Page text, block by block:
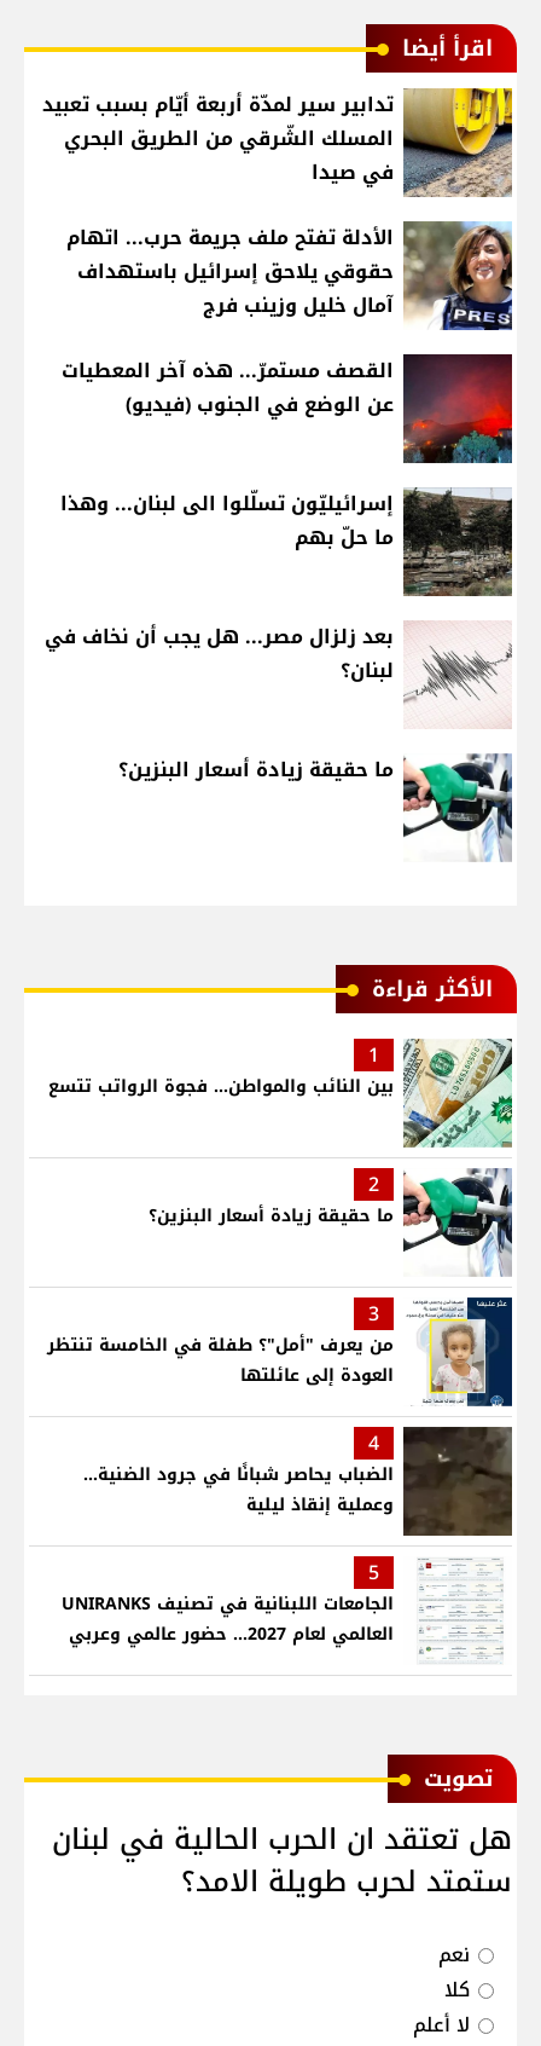
اقرأ أيضا
تدابير سير لمدّة أربعة أيّام بسبب تعبيد
المسلك الشّرقي من الطريق البحري
في صيدا
الأدلة تفتح ملف جريمة حرب... اتهام
حقوقي يلاحق إسرائيل باستهداف
آمال خليل وزينب فرج
القصف مستمرّ... هذه آخر المعطيات
عن الوضع في الجنوب (فيديو)
إسرائيليّون تسلّلوا الى لبنان... وهذا
ما حلّ بهم
بعد زلزال مصر... هل يجب أن نخاف في
لبنان؟
ما حقيقة زيادة أسعار البنزين؟
الأكثر قراءة
1
بين النائب والمواطن... فجوة الرواتب تتسع
2
ما حقيقة زيادة أسعار البنزين؟
3
من يعرف "أمل"؟ طفلة في الخامسة تنتظر
العودة إلى عائلتها
4
الضباب يحاصر شبانًا في جرود الضنية...
وعملية إنقاذ ليلية
5
الجامعات اللبنانية في تصنيف UNIRANKS
العالمي لعام 2027... حضور عالمي وعربي
ﺗﺼﻮﻳﺖ
هل تعتقد ان الحرب الحالية في لبنان
ستمتد لحرب طويلة الامد؟
نعم
كلا
لا أعلم